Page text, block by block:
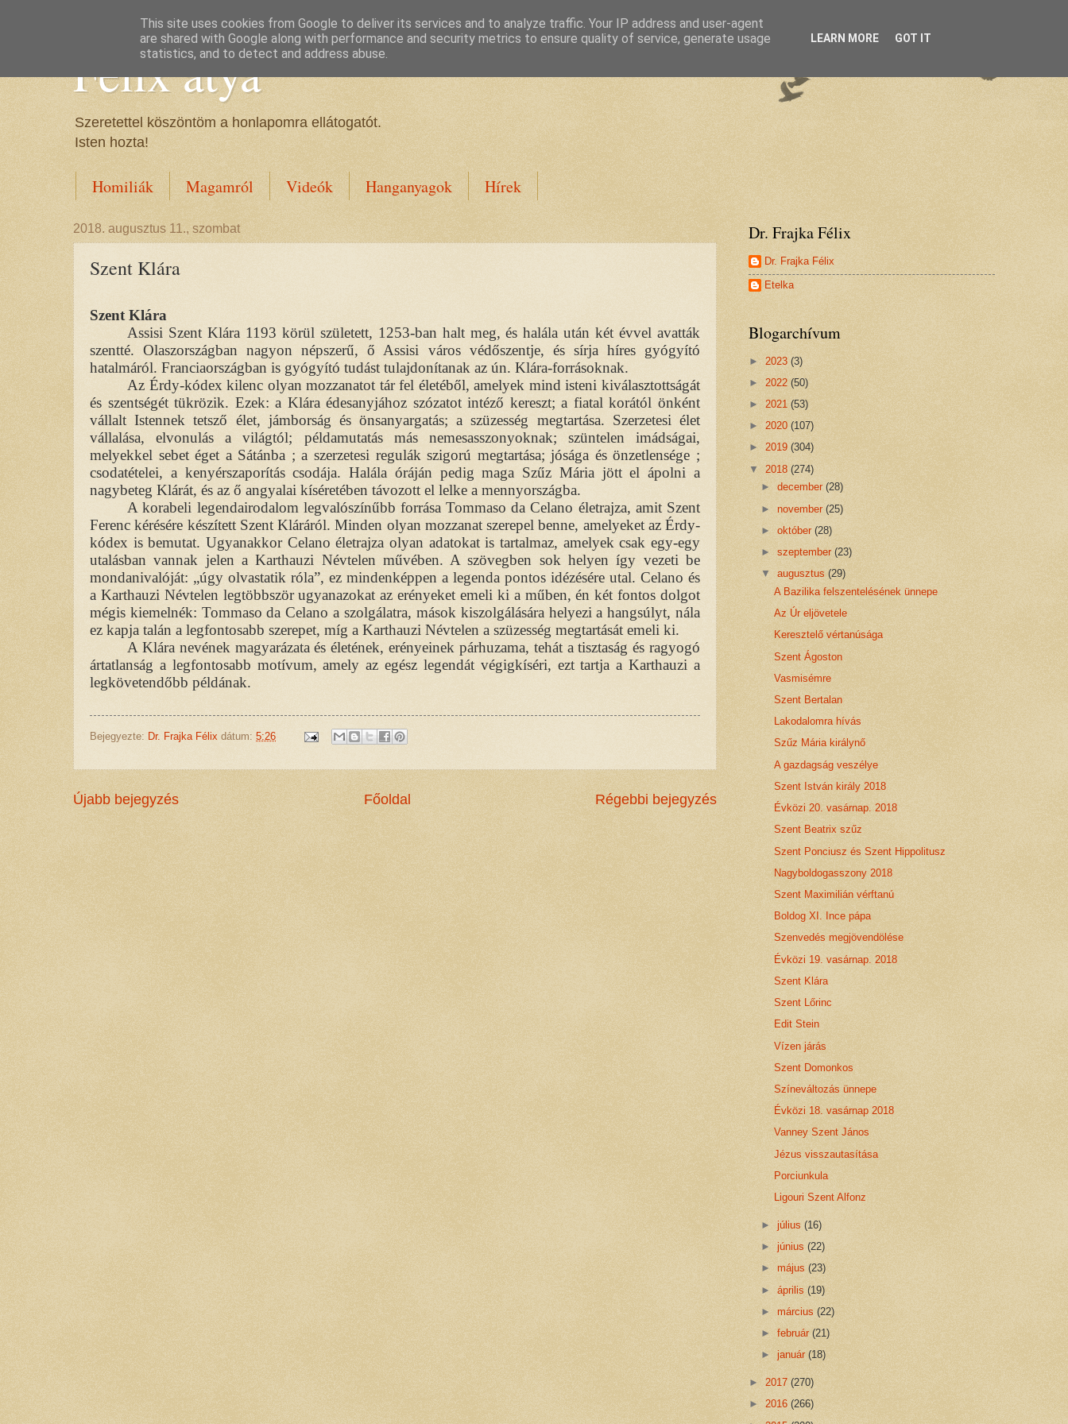
Félix atya
Szeretettel köszöntöm a honlapomra ellátogatót.
Isten hozta!
Homiliák Magamról Videók Hanganyagok Hírek
2018. augusztus 11., szombat
Szent Klára
Szent Klára
Assisi Szent Klára 1193 körül született, 1253-ban halt meg, és halála után két évvel avatták
szentté. Olaszországban nagyon népszerű, ő Assisi város védőszentje, és sírja híres gyógyító
hatalmáról. Franciaországban is gyógyító tudást tulajdonítanak az ún. Klára-forrásoknak.
Az Érdy-kódex kilenc olyan mozzanatot tár fel életéből, amelyek mind isteni kiválasztottságát
és szentségét tükrözik. Ezek: a Klára édesanyjához szózatot intéző kereszt; a fiatal korától önként
vállalt Istennek tetsző élet, jámborság és önsanyargatás; a szüzesség megtartása. Szerzetesi élet
vállalása, elvonulás a világtól; példamutatás más nemesasszonyoknak; szüntelen imádságai,
melyekkel sebet éget a Sátánba ; a szerzetesi regulák szigorú megtartása; jósága és önzetlensége ;
csodatételei, a kenyérszaporítás csodája. Halála óráján pedig maga Szűz Mária jött el ápolni a
nagybeteg Klárát, és az ő angyalai kíséretében távozott el lelke a mennyországba.
A korabeli legendairodalom legvalószínűbb forrása Tommaso da Celano életrajza, amit Szent
Ferenc kérésére készített Szent Kláráról. Minden olyan mozzanat szerepel benne, amelyeket az Érdy-
kódex is bemutat. Ugyanakkor Celano életrajza olyan adatokat is tartalmaz, amelyek csak egy-egy
utalásban vannak jelen a Karthauzi Névtelen művében. A szövegben sok helyen így vezeti be
mondanivalóját: „úgy olvastatik róla”, ez mindenképpen a legenda pontos idézésére utal. Celano és
a Karthauzi Névtelen legtöbbször ugyanazokat az erényeket emeli ki a műben, én két fontos dolgot
mégis kiemelnék: Tommaso da Celano a szolgálatra, mások kiszolgálására helyezi a hangsúlyt, nála
ez kapja talán a legfontosabb szerepet, míg a Karthauzi Névtelen a szüzesség megtartását emeli ki.
A Klára nevének magyarázata és életének, erényeinek párhuzama, tehát a tisztaság és ragyogó
ártatlanság a legfontosabb motívum, amely az egész legendát végigkíséri, ezt tartja a Karthauzi a
legkövetendőbb példának.
Bejegyezte: Dr. Frajka Félix dátum: 5:26
Újabb bejegyzés Régebbi bejegyzés
Főoldal
Dr. Frajka Félix
Dr. Frajka Félix
Etelka
Blogarchívum
► 2023 (3)
► 2022 (50)
► 2021 (53)
► 2020 (107)
► 2019 (304)
▼ 2018 (274)
►december(28)
►november(25)
►október(28)
►szeptember(23)
▼augusztus(29)
A Bazilika felszentelésének ünnepe
Az Úr eljövetele
Keresztelő vértanúsága
Szent Ágoston
Vasmisémre
Szent Bertalan
Lakodalomra hívás
Szűz Mária királynő
A gazdagság veszélye
Szent István király 2018
Évközi 20. vasárnap. 2018
Szent Beatrix szűz
Szent Ponciusz és Szent Hippolitusz
Nagyboldogasszony 2018
Szent Maximilián vérftanú
Boldog XI. Ince pápa
Szenvedés megjövendölése
Évközi 19. vasárnap. 2018
Szent Klára
Szent Lőrinc
Edit Stein
Vízen járás
Szent Domonkos
Színeváltozás ünnepe
Évközi 18. vasárnap 2018
Vanney Szent János
Jézus visszautasítása
Porciunkula
Ligouri Szent Alfonz
► július(16)
►június(22)
► május(23)
►április(19)
► március(22)
►február(21)
►január(18)
► 2017 (270)
► 2016 (266)
This site uses cookies from Google to deliver its services and to analyze traffic. Your IP address and user-agent
are shared with Google along with performance and security metrics to ensure quality of service, generate usage
statistics, and to detect and address abuse.
LEARN MORE GOT IT